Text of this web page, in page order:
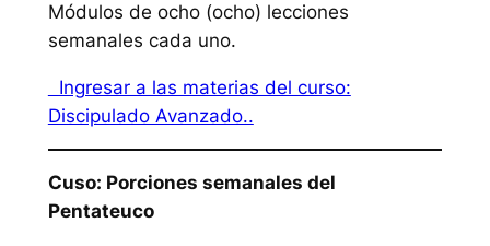
Módulos de ocho (ocho) lecciones
semanales cada uno.
Ingresar a las materias del curso:
Discipulado Avanzado..
Cuso: Porciones semanales del
Pentateuco